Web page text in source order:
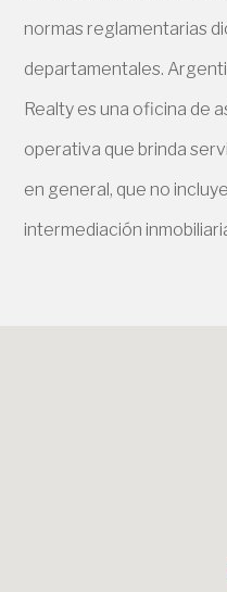
normas reglamentarias
departamentales.
Realty es una oficina de
operativa que brinda
en general, que no
intermediación